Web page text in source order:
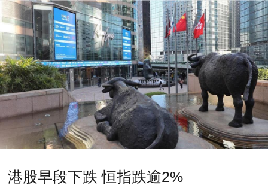
港股早段下跌 恒指跌逾2%